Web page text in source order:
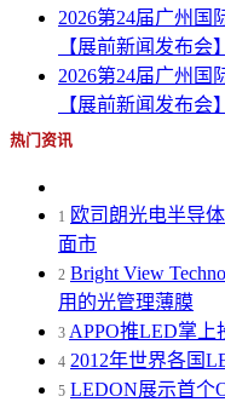
2026第24届广州国
【展前新闻发布
2026第24届广州国
【展前新闻发布会
热门资讯
1 欧司朗光电半导
面市
2 Bright View
用的光管理薄膜
3 APPO推LED掌上
4 2012年世界各国
5 LEDON展示首个